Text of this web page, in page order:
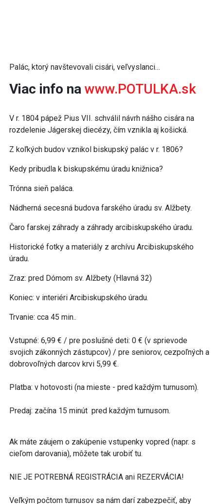
Palác, ktorý navštevovali cisári, veľvyslanci…
Viac info na www.POTULKA.sk
V r. 1804 pápež Pius VII. schválil návrh nášho cisára na
rozdelenie Jágerskej diecézy, čím vznikla aj košická.
Z koľkých budov vznikol biskupský palác v r. 1806?
Kedy pribudla k biskupskému úradu knižnica?
Trónna sieň paláca.
Nádherná secesná budova farského úradu sv. Alžbety.
Čaro farskej záhrady a záhrady arcibiskupského úradu.
Historické fotky a materiály z archívu Arcibiskupského
úradu.
Zraz: pred Dómom sv. Alžbety (Hlavná 32)
Koniec: v interiéri Arcibiskupského úradu.
Trvanie: cca 45 min..
Vstupné: 6,99 € / pre poslušné deti: 0 € (v sprievode
svojich zákonných zástupcov) / pre seniorov, cezpoľných a
dobrovoľných darcov krvi 5,99 €.
Platba: v hotovosti (na mieste - pred každým turnusom).
Predaj: začína 15 minút pred každým turnusom.
Ak máte záujem o zakúpenie vstupenky vopred (napr. s
cieľom darovania), môžete tak urobiť tu.
NIE JE POTREBNÁ REGISTRÁCIA ani REZERVÁCIA!
Veľkým počtom turnusov sa nám darí zabezpečiť, aby